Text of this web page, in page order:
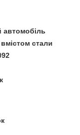
автомобіль
стали